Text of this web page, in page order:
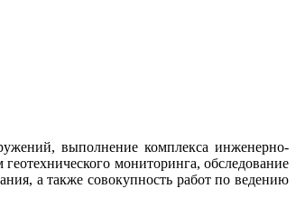
выполнение комплекса инженерно-
мониторинга, обследование
а также совокупность работ по ведению